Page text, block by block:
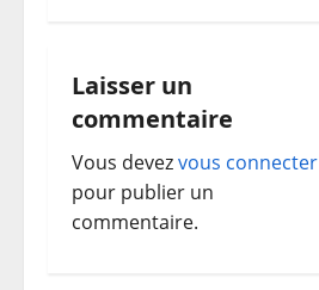
a
t
i
Laisser un
commentaire
Vous devezvous connecter
pour publier un
commentaire.